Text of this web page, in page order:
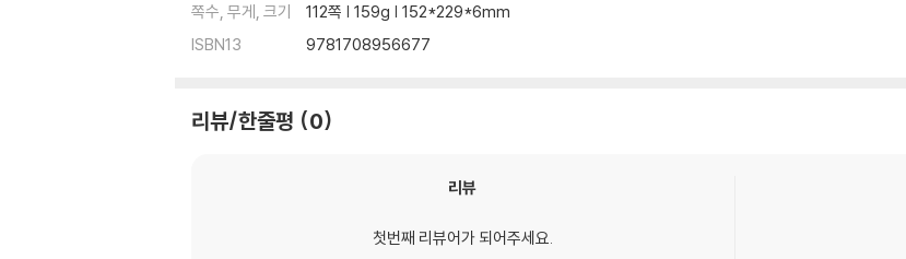
쪽수, 무게, 크기
112쪽 | 159g | 152*229*6mm
ISBN13
9781708956677
리뷰/한줄평 0
리뷰
첫번째 리뷰어가 되어주세요.